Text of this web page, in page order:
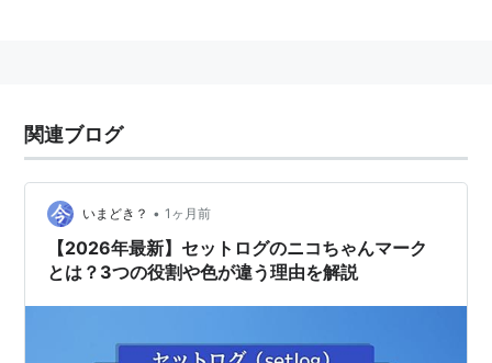
関連ブログ
いまどき？ • 1ヶ月前
【2026年最新】セットログのニコちゃんマーク
とは？3つの役割や色が違う理由を解説